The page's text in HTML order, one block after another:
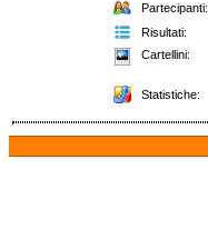
Partecipanti:
Risultati:
Cartellini:
Statistiche: